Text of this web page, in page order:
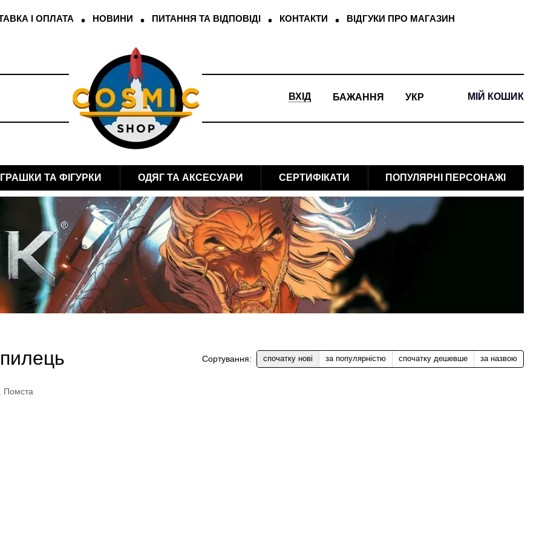
І ОПЛАТА НОВИНИ ПИТАННЯ ТА ВІДПОВІДІ КОНТАКТИ ВІДГУКИ ПРО МАГАЗИН
ВХІД БАЖАННЯ УКР МІЙ КОШИК
ІГРАШКИ ТА ФІГУРКИ ОДЯГ ТА АКСЕСУАРИ СЕРТИФІКАТИ ПОПУЛЯРНІ ПЕРСОНАЖІ
Сортування: спочатку нові за популярністю спочатку дешевше за назвою